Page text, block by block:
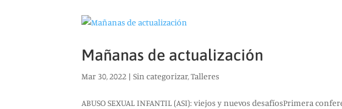
Mañanas de actualización
Mar 30, 2022 |Sin categorizar,Talleres
ABUSO SEXUAL INFANTIL (ASI): viejos y nuevos desafíosPrimera